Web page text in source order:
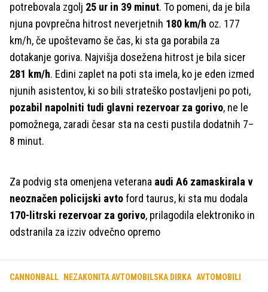
potrebovala zgolj 25 ur in 39 minut. To pomeni, da je bila
njuna povprečna hitrost neverjetnih 180 km/h oz. 177
km/h, če upoštevamo še čas, ki sta ga porabila za
dotakanje goriva. Najvišja dosežena hitrost je bila sicer
281 km/h. Edini zaplet na poti sta imela, ko je eden izmed
njunih asistentov, ki so bili strateško postavljeni po poti,
pozabil napolniti tudi glavni rezervoar za gorivo, ne le
pomožnega, zaradi česar sta na cesti pustila dodatnih 7–
8 minut.
Za podvig sta omenjena veterana audi A6 zamaskirala v
neoznačen policijski avtoford taurus, ki sta mu dodala
170-litrski rezervoar za gorivo, prilagodila elektroniko in
odstranila za izziv odvečno opremo
CANNONBALL NEZAKONITA AVTOMOBILSKA DIRKA AVTOMOBILI